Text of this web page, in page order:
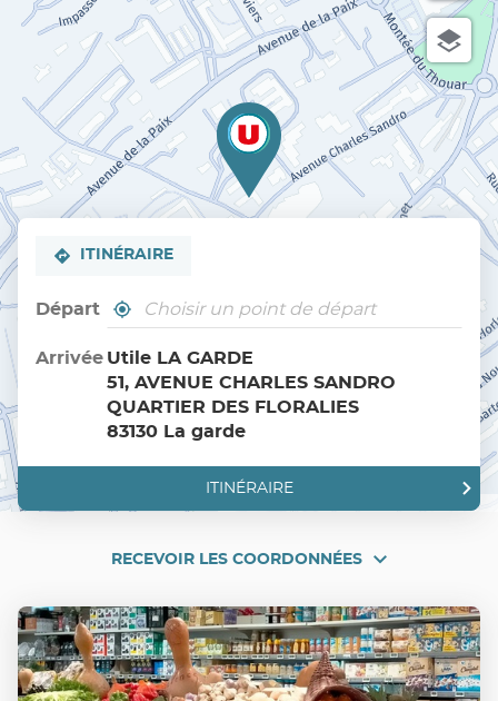
ITINÉRAIRE
Départ
,
trouver
un
point
de
vente
Utile
À
proximité
Arrivée Utile LA GARDE
51, AVENUE CHARLES SANDRO
QUARTIER DES FLORALIES
83130 La garde
ITINÉRAIRE
JUSQU'AU
POINT
UTILE
RECEVOIR LES COORDONNÉES
RECEVOIR
COORDONNÉES